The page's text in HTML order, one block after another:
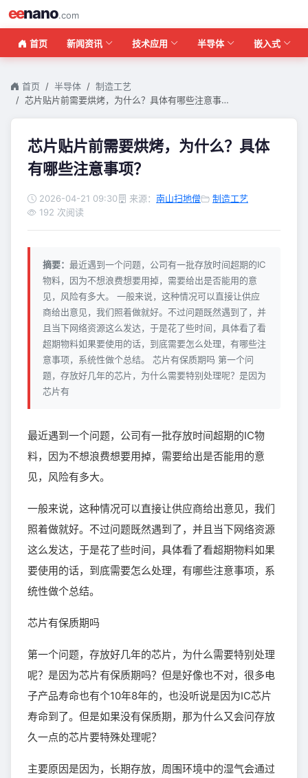
eenano.com
首页 新闻资讯 技术应用 半导体 嵌入式
首页 半导体
制造工艺
芯片贴片前需要烘烤，为什么？具体有哪些注意事…
芯片贴片前需要烘烤，为什么？具体
有哪些注意事项？
2026-04-21 09:30 来源： 南山扫地僧
制造工艺
192 次阅读
摘要： 最近遇到一个问题，公司有一批存放时间超期的IC
物料，因为不想浪费想要用掉，需要给出是否能用的意
见，风险有多大。 一般来说，这种情况可以直接让供应
商给出意见，我们照着做就好。不过问题既然遇到了，并
且当下网络资源这么发达，于是花了些时间，具体看了看
超期物料如果要使用的话，到底需要怎么处理，有哪些注
意事项，系统性做个总结。 芯片有保质期吗 第一个问
题，存放好几年的芯片，为什么需要特别处理呢？是因为
芯片有
最近遇到一个问题，公司有一批存放时间超期的IC物
料，因为不想浪费想要用掉，需要给出是否能用的意
见，风险有多大。
一般来说，这种情况可以直接让供应商给出意见，我们
照着做就好。不过问题既然遇到了，并且当下网络资源
这么发达，于是花了些时间，具体看了看超期物料如果
要使用的话，到底需要怎么处理，有哪些注意事项，系
统性做个总结。
芯片有保质期吗
第一个问题，存放好几年的芯片，为什么需要特别处理
呢？是因为芯片有保质期吗？但是好像也不对，很多电
子产品寿命也有个10年8年的，也没听说是因为IC芯片
寿命到了。但是如果没有保质期，那为什么又会问存放
久一点的芯片要特殊处理呢？
主要原因是因为，长期存放，周围环境中的湿气会通过